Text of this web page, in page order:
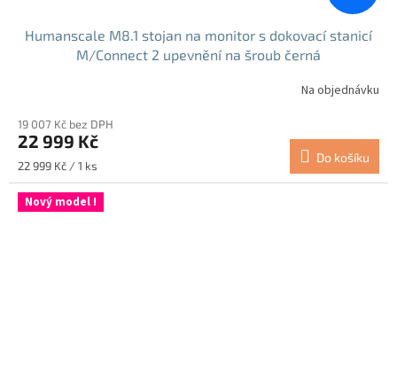
Humanscale M8.1 stojan na monitor s dokovací stanicí
M/Connect 2 upevnění na šroub černá
Na objednávku
19 007 Kč bez DPH
22 999 Kč
Měrná
cena:
22 999 Kč / 1 ks
Do košíku
Nový model !